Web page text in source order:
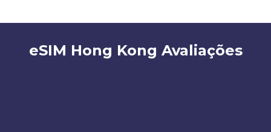
eSIM Hong Kong Avaliações